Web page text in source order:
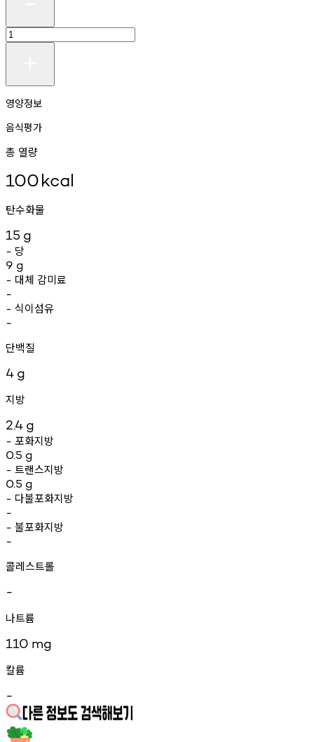
영양정보
음식평가
총 열량
100kcal
탄수화물
15 g
- 당
9 g
- 대체 감미료
-
- 식이섬유
-
단백질
4 g
지방
2.4 g
- 포화지방
0.5 g
- 트랜스지방
0.5 g
- 다불포화지방
-
- 불포화지방
-
콜레스트롤
-
나트륨
110 mg
칼륨
-